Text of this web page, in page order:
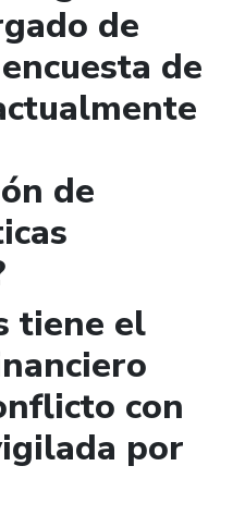
de
de
de
tiene el
con
por